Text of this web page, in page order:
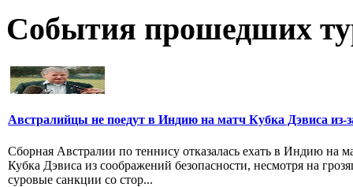
События прошедших
Австралийцы не поедут в Индию на матч Кубка Дэвиса из-
Сборная Австралии по теннису отказалась ехать в Индию на
Кубка Дэвиса из соображений безопасности, несмотря на
суровые санкции со стор...